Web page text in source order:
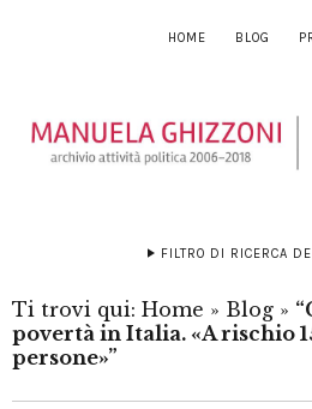
HOME BLOG
FILTRO DI RICERCA
Ti trovi qui: Home » Blog »
povertà in Italia. «A rischio
persone»”